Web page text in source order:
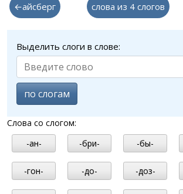
←айсберг слова из 4 слогов
Выделить слоги в слове:
по слогам
Слова со слогом:
-ан-
-бри- -бы-
-гон- -до- -доз-